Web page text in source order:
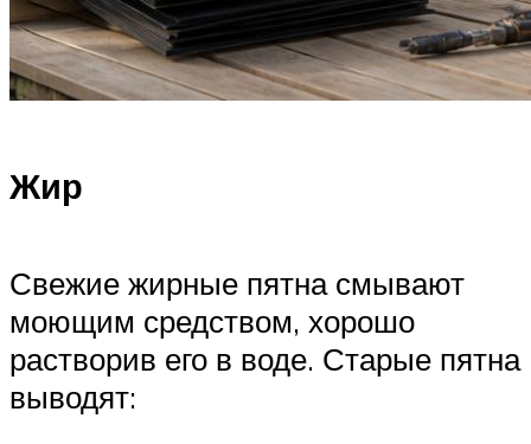
Жир
Свежие жирные пятна смывают
моющим средством, хорошо
растворив его в воде. Старые пятна
выводят: